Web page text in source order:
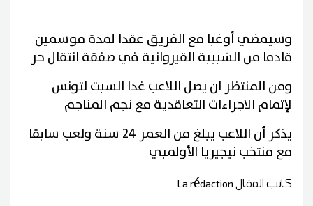
وسيمضي أوغبا مع الفريق عقدا لمدة موسمين
قادما من الشبيبة القيروانية في صفقة انتقال حر
ومن المنتظر ان يصل اللاعب غدا السبت لتونس
لإتمام الاجراءات التعاقدية مع نجم المناجم
يذكر أن اللاعب يبلغ من العمر 24 سنة ولعب سابقا
مع منتخب نيجيريا الأولمبي
كاتب المقالLa rédaction